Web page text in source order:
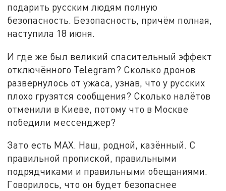
подарить русским людям полную
безопасность. Безопасность, причём полная,
наступила 18 июня.
И где же был великий спасительный эффект
отключённого Telegram? Сколько дронов
развернулось от ужаса, узнав, что у русских
плохо грузятся сообщения? Сколько налётов
отменили в Киеве, потому что в Москве
победили мессенджер?
Зато есть MAX. Наш, родной, казённый. С
правильной пропиской, правильными
подрядчиками и правильными обещаниями.
Говорилось, что он будет безопаснее